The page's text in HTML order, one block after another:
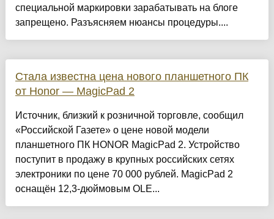
специальной маркировки зарабатывать на блоге
запрещено. Разъясняем нюансы процедуры....
Стала известна цена нового планшетного ПК
от Honor — MagicPad 2
Источник, близкий к розничной торговле, сообщил
«Российской Газете» о цене новой модели
планшетного ПК HONOR MagicPad 2. Устройство
поступит в продажу в крупных российских сетях
электроники по цене 70 000 рублей. MagicPad 2
оснащён 12,3-дюймовым OLE...